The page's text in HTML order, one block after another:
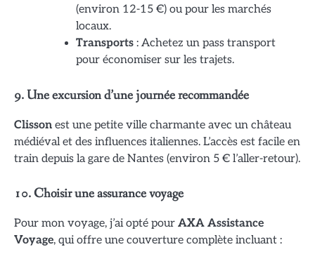
(environ 12-15 €) ou pour les marchés
locaux.
Transports : Achetez un pass transport
pour économiser sur les trajets.
9. Une excursion d’une journée recommandée
Clisson est une petite ville charmante avec un château
médiéval et des influences italiennes. L’accès est facile en
train depuis la gare de Nantes (environ 5 € l’aller-retour).
10. Choisir une assurance voyage
Pour mon voyage, j’ai opté pour AXA Assistance
Voyage, qui offre une couverture complète incluant :